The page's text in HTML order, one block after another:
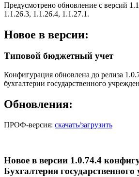
Предусмотрено обновление с версий
1.1.26.3, 1.1.26.4, 1.1.27.1.
Новое в версии:
Типовой бюджетный учет
Конфигурация обновлена до релиза
бухгалтерии государственного
Обновления:
ПРОФ-версия: скачать/загрузить
Новое в версии 1.0.74.4
Бухгалтерия